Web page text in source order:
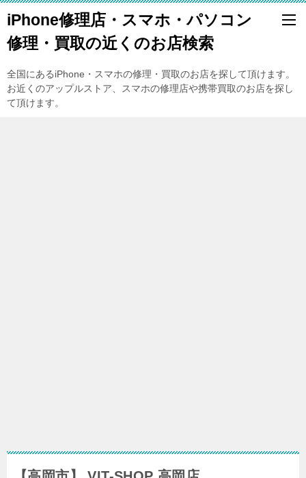
iPhone修理店・スマホ・パソコン
修理・買取の近くのお店検索
全国にあるiPhone・スマホの修理・買取のお店を探して頂けます。
お近くのアップルストア、スマホの修理店や携帯買取のお店を探し
て頂けます。